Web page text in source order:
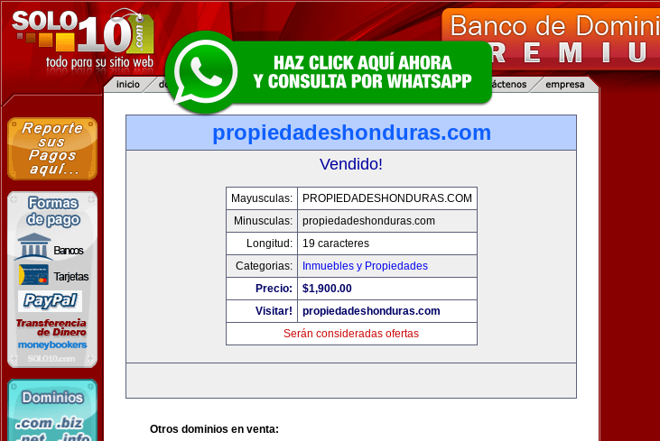
propiedadeshonduras.com
Vendido!
Mayusculas:
PROPIEDADESHONDURAS.COM
Minusculas:
propiedadeshonduras.com
Longitud:
19 caracteres
Categorias:
Inmuebles y Propiedades
Precio:
$1,900.00
Visitar!
propiedadeshonduras.com
Serán consideradas ofertas
Otros dominios en venta: